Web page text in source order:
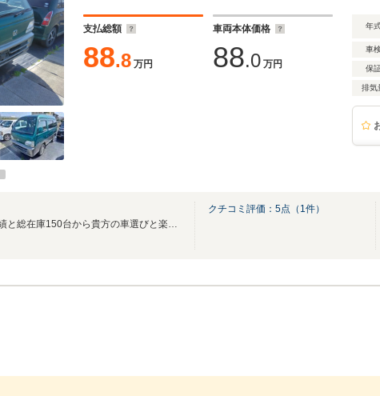
支払総額
88.8 万円
車両本体価格
88.0 万円
年
車検
保
排気
創業50年の実績と総在庫150台から貴方の車選びと楽しいカーライフをお手伝い致します!
クチコミ評価： 5点（ 1件）